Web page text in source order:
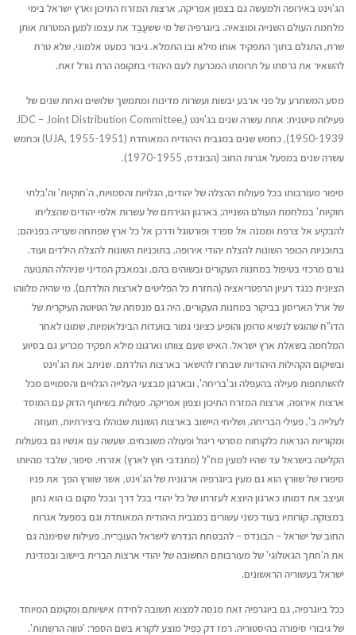
הג'וינט באירופה ולמעשה גם בצפון אפריקה, ארצות המזרח התיכון וארץ ישראל בימי
מלחמת העולם השנייה ומוצאיה. ביוגרפיה של מי ששִעֲבֵֵּד את עצמו למען המטרות אותן
שרת, התגלם בתוך התפקיד אותו מילא ובו התמלא. גיבור כמעט אלמוני, שלא טרח
להשאיר את גרסתו על תרומתו המכרעת לעם היהודי בתקופה הרת גורל זאת.
מסע המשתרע על פני ארבע יבשות ועשרות מדינות ומתמשך שלושים ואחת שנים של
פעילות טיטנית: אחת עשרה שנים בג'וינט (JDC – Joint Distribution Committee,
1950-1939), כחמש שנים במגבית היהודית המאוחדת (UJA, 1955-1951) וכחמש
עשרה שנים במפעל אגרות החוב (הבונדס, 1970-1955).
סיפור מעורבותו בכל פעולות ההצלה של יהודים, הגלויות והסמויות, ה'חוקיות' וה'בלתי
חוקיות' במלחמת העולם השנייה; בארגון הגירתם של עשרות אלפי יהודים שהצליחו
להבקיע אל צרפת וממנה אל ספרד ופורטוגל ודרכן אל כל ארץ שפתחה שעריה בפניהם;
בתוכניות הכופר השונות להצלת יהודי אירופה, בתוכניות השונות להצלת הילדים ועוד.
גורם מרכזי בטיפול במחנות העקורים ובשוהים בהם, ובמאבק המדיני שניהלה התנועה
הציונית כנגד רעיון הרפטריאציה (החזרת כל הפליטים לארצות הולדתם). מי שהיה מלווהו
של ארל האריסון בביקור במחנות העקורים, היה גם מנסחה של הטיוטה העיקרית של
הדו"ח שהוגש לנשיא טרומן והופיע כציוני גמור בוועדות הבינלאומיות, שמונו לאחר
המלחמה בשאלת ארץ ישראל. האיש שעם צוותו וארגונו מילא תפקיד מכריע גם בסיוע
ובשיקום הקהילות היהודיות שבחרו להישאר בארצות הולדתם. שניתב את הג'וינט
להשתתפות פעילה בהעפלה וב'בריחה', ובארגון מבצעי העלייה הגלויים והסמויים מכל
ארצות אירופה, ארצות המזרח התיכון וצפון אפריקה. פעולות בשיתוף הדוק עם המוסד
לעלייה ב', פעילי הבריחה, ושליחי היישוב בארצות השונות שנוהלו ביצירתיות, תעוזה
ומקוריות הנראות כלקוחות מסרטי ריגול ופעולה משובחים. שעשה עם אנשיו גם בפעולות
הקליטה בישראל עד שהיו למעין מח"ל (מתנדבי חוץ לארץ) אזרחי. סיפור, שלבד מהיותו
סיפורו של שוורץ הוא גם מעין ביוגרפיה ארגונית של הג'וינט, אשר שוורץ הפך את פניו
ועיצב את דמותו כארגון היוצא לעזרתו של כל יהודי בכל דרך ובכל מקום בו הוא נתון
במצוקה. קורותיו בעוד כשני עשורים במגבית היהודית המאוחדת וגם במפעל אגרות
החוב של ישראל – הבונדס – להבטחת הנדרש לישראל העוּבָּרׅית. פעילות שסימנה גם
את ה'חתך הגאולוגי' של מעורבותם החשובה של יהודי ארצות הברית ביישוב ובמדינת
ישראל בעשוריה הראשונים.
ככל ביוגרפיה, גם ביוגרפיה זאת מנסה למצוא תשובה לחידת אישיותם ומקומם המיוחד
של גיבורי סיפורה בהיסטוריה. רמז דק כְּפִיל מוצע לקורא בשם הספר: 'טוֺוֵה הרשַתוֺת'.